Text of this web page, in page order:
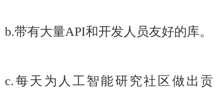
b.带有大量API和开发人员友好的库。
c.每天为人工智能研究社区做出贡